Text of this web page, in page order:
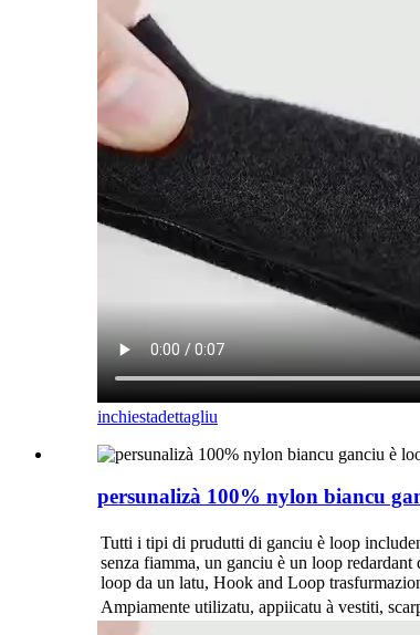
inchiestadettagliu
persunalizà 100% nylon biancu
Tutti i tipi di prudutti di ganciu è loop
senza fiamma, un ganciu è un loop
loop da un latu, Hook and Loop
Ampiamente utilizatu, appiicatu à vestiti,